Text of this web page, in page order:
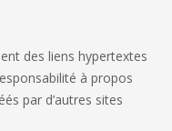
des liens hypertextes
à propos
par d’autres sites